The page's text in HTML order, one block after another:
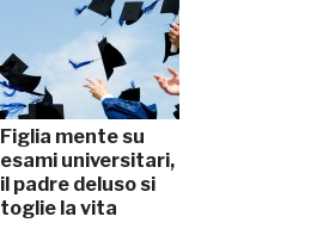
Figlia mente su
esami universitari,
il padre deluso si
toglie la vita